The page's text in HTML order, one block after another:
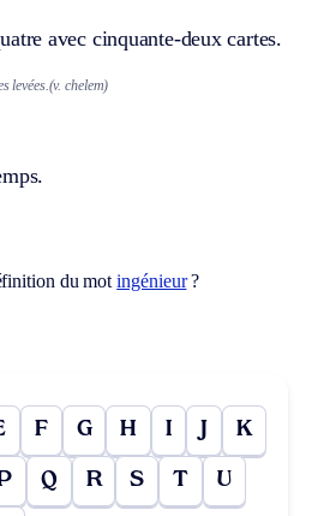
avec cinquante-deux cartes.
levées.(v. chelem)
du motingénieur?
F G H I J K
Q R S T U